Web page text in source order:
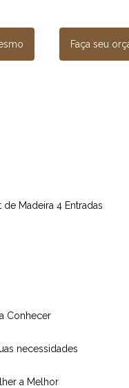
Faça seu
de Madeira 4 Entradas
Conhecer
necessidades
a Melhor